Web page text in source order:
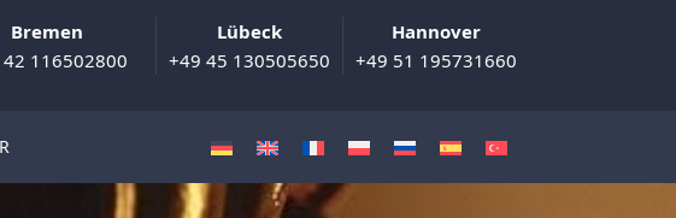
Bremen
116502800
Lübeck
+49 45 130505650
Hannover
+49 51 195731660